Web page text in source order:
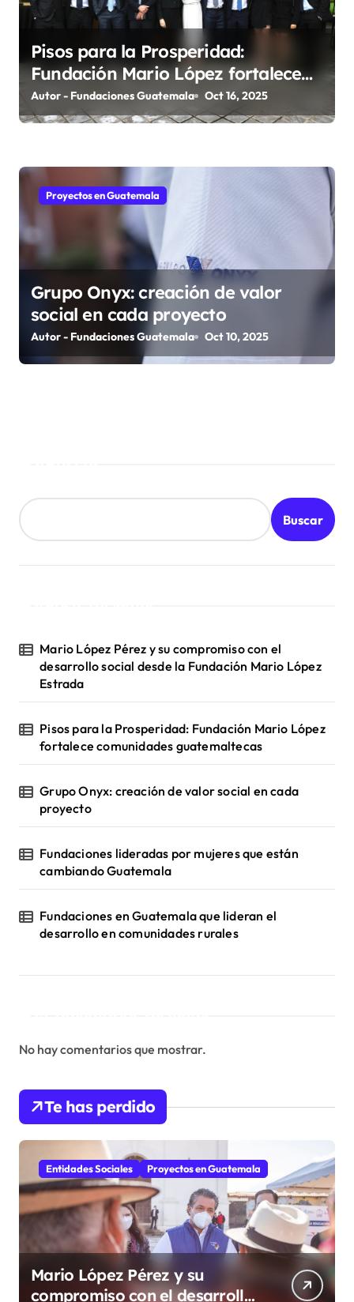
Pisos para la Prosperidad:
Fundación Mario López fortalece
comunidades guatemaltecas
Autor - Fundaciones Guatemala Oct 16, 2025
Proyectos en Guatemala
Grupo Onyx: creación de valor
social en cada proyecto
Autor - Fundaciones Guatemala Oct 10, 2025
Buscar
Mario López Pérez y su compromiso con el
desarrollo social desde la Fundación Mario López
Estrada
Pisos para la Prosperidad: Fundación Mario López
fortalece comunidades guatemaltecas
Grupo Onyx: creación de valor social en cada
proyecto
Fundaciones lideradas por mujeres que están
cambiando Guatemala
Fundaciones en Guatemala que lideran el
desarrollo en comunidades rurales
No hay comentarios que mostrar.
Te has perdido
Entidades Sociales Proyectos en Guatemala
Mario López Pérez y su
compromiso con el desarrollo